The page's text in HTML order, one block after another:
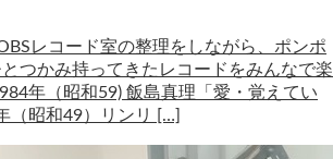
レコード室の整理をしながら、ポンポ
つかみ持ってきたレコードをみんなで楽
年（昭和59) 飯島真理「愛・覚えてい
（昭和49）リンリ […]